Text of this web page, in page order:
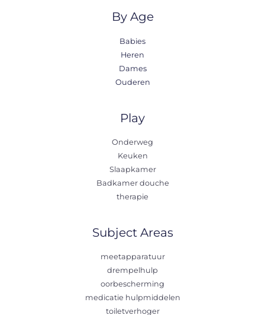
By Age
Babies
Heren
Dames
Ouderen
Play
Onderweg
Keuken
Slaapkamer
Badkamer douche
therapie
Subject Areas
meetapparatuur
drempelhulp
oorbescherming
medicatie hulpmiddelen
toiletverhoger